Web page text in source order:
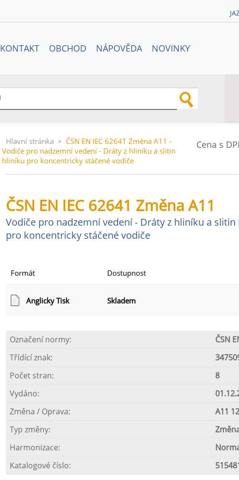
KONTAKT OBCHOD NÁPOVĚDA NOVINKY
Cena s
Hlavní stránka > ČSN EN IEC 62641 Změna A11 -
Vodiče pro nadzemní vedení - Dráty z hliníku a slitin
hliníku pro koncentricky stáčené vodiče
ČSN EN IEC 62641 Změna A11
Vodiče pro nadzemní vedení - Dráty z hliníku a
pro koncentricky stáčené vodiče
Formát Dostupnost
Anglicky Tisk Skladem
Označení normy:
ČSN
Třídící znak:
Počet stran:
8
Vydáno:
Změna / Oprava:
A11
Typ změny:
Harmonizace:
Katalogové číslo: